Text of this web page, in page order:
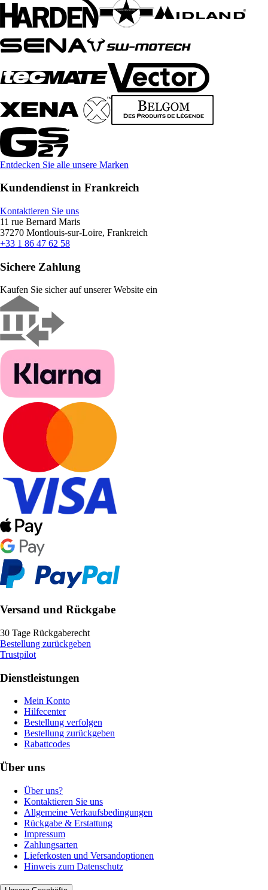
Entdecken Sie alle unsere Marken
Kundendienst in Frankreich
Kontaktieren Sie uns
11 rue Bernard Maris
37270 Montlouis-sur-Loire, Frankreich
+33 1 86 47 62 58
Sichere Zahlung
Kaufen Sie sicher auf unserer Website ein
Versand und Rückgabe
30 Tage Rückgaberecht
Bestellung zurückgeben
Trustpilot
Dienstleistungen
Mein Konto
Hilfecenter
Bestellung verfolgen
Bestellung zurückgeben
Rabattcodes
Über uns
Über uns?
Kontaktieren Sie uns
Allgemeine Verkaufsbedingungen
Rückgabe & Erstattung
Impressum
Zahlungsarten
Lieferkosten und Versandoptionen
Hinweis zum Datenschutz